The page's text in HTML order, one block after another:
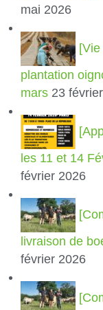
mai 2026
[Vie
plantation
mars 23
les 11 et 14
février 2026
livraison de
février 2026